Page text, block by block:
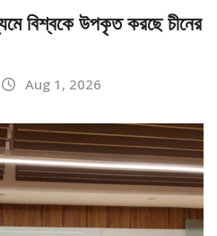
বিশ্বকে উপকৃত করছে চীনের
Aug 1, 2026